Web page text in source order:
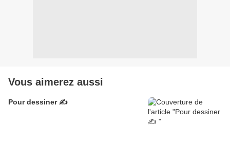
Vous aimerez aussi
Pour dessiner ✍️